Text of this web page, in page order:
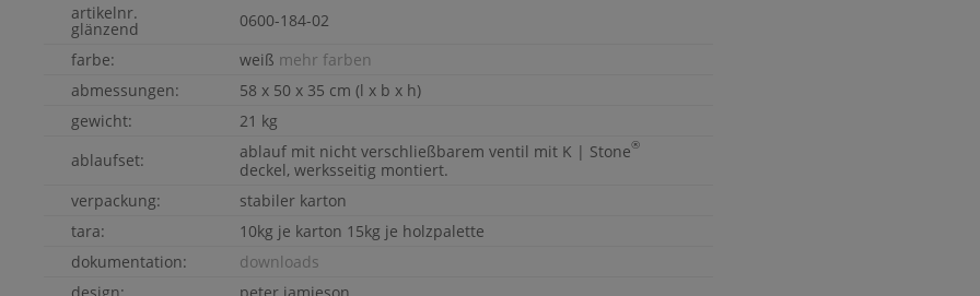
artikelnr.
glänzend
0600-184-02
farbe:
weiß mehr farben
abmessungen:
58 x 50 x 35 cm (l x b x h)
gewicht:
21 kg
ablaufset:
ablauf mit nicht verschließbarem ventil mit K | Stone®
deckel, werksseitig montiert.
verpackung:
stabiler karton
tara:
10kg je karton 15kg je holzpalette
dokumentation:
downloads